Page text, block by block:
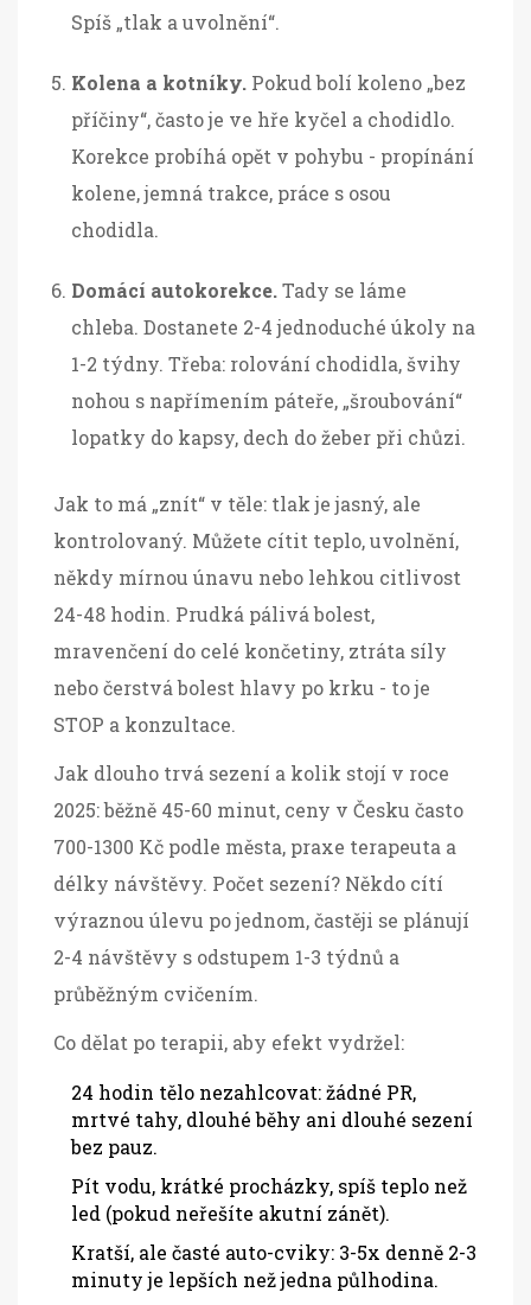
Spíš „tlak a uvolnění“.
Kolena a kotníky. Pokud bolí koleno „bez
příčiny“, často je ve hře kyčel a chodidlo.
Korekce probíhá opět v pohybu - propínání
kolene, jemná trakce, práce s osou
chodidla.
Domácí autokorekce.Tady se láme
chleba. Dostanete 2-4 jednoduché úkoly na
1-2 týdny. Třeba: rolování chodidla, švihy
nohou s napřímením páteře, „šroubování“
lopatky do kapsy, dech do žeber při chůzi.
Jak to má „znít“ v těle: tlak je jasný, ale
kontrolovaný. Můžete cítit teplo, uvolnění,
někdy mírnou únavu nebo lehkou citlivost
24-48 hodin. Prudká pálivá bolest,
mravenčení do celé končetiny, ztráta síly
nebo čerstvá bolest hlavy po krku - to je
STOP a konzultace.
Jak dlouho trvá sezení a kolik stojí v roce
2025: běžně 45-60 minut, ceny v Česku často
700-1300 Kč podle města, praxe terapeuta a
délky návštěvy. Počet sezení? Někdo cítí
výraznou úlevu po jednom, častěji se plánují
2-4 návštěvy s odstupem 1-3 týdnů a
průběžným cvičením.
Co dělat po terapii, aby efekt vydržel:
24 hodin tělo nezahlcovat: žádné PR,
mrtvé tahy, dlouhé běhy ani dlouhé sezení
bez pauz.
Pít vodu, krátké procházky, spíš teplo než
led (pokud neřešíte akutní zánět).
Kratší, ale časté auto-cviky: 3-5x denně 2-3
minuty je lepších než jedna půlhodina.